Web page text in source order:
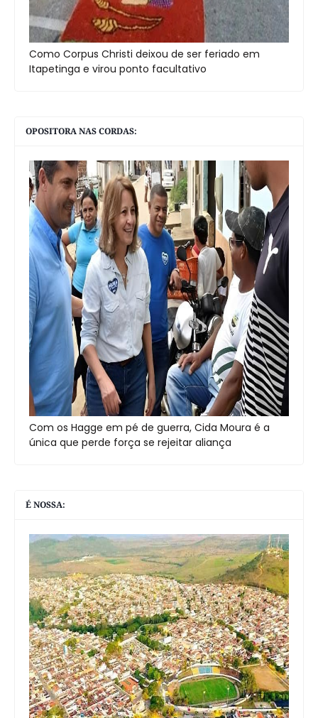
Como Corpus Christi deixou de ser feriado em
Itapetinga e virou ponto facultativo
OPOSITORA NAS CORDAS:
Com os Hagge em pé de guerra, Cida Moura é a
única que perde força se rejeitar aliança
É NOSSA: